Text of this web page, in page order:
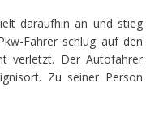
daraufhin an und stieg
Fahrer schlug auf den
verletzt. Der Autofahrer
Zu seiner Person